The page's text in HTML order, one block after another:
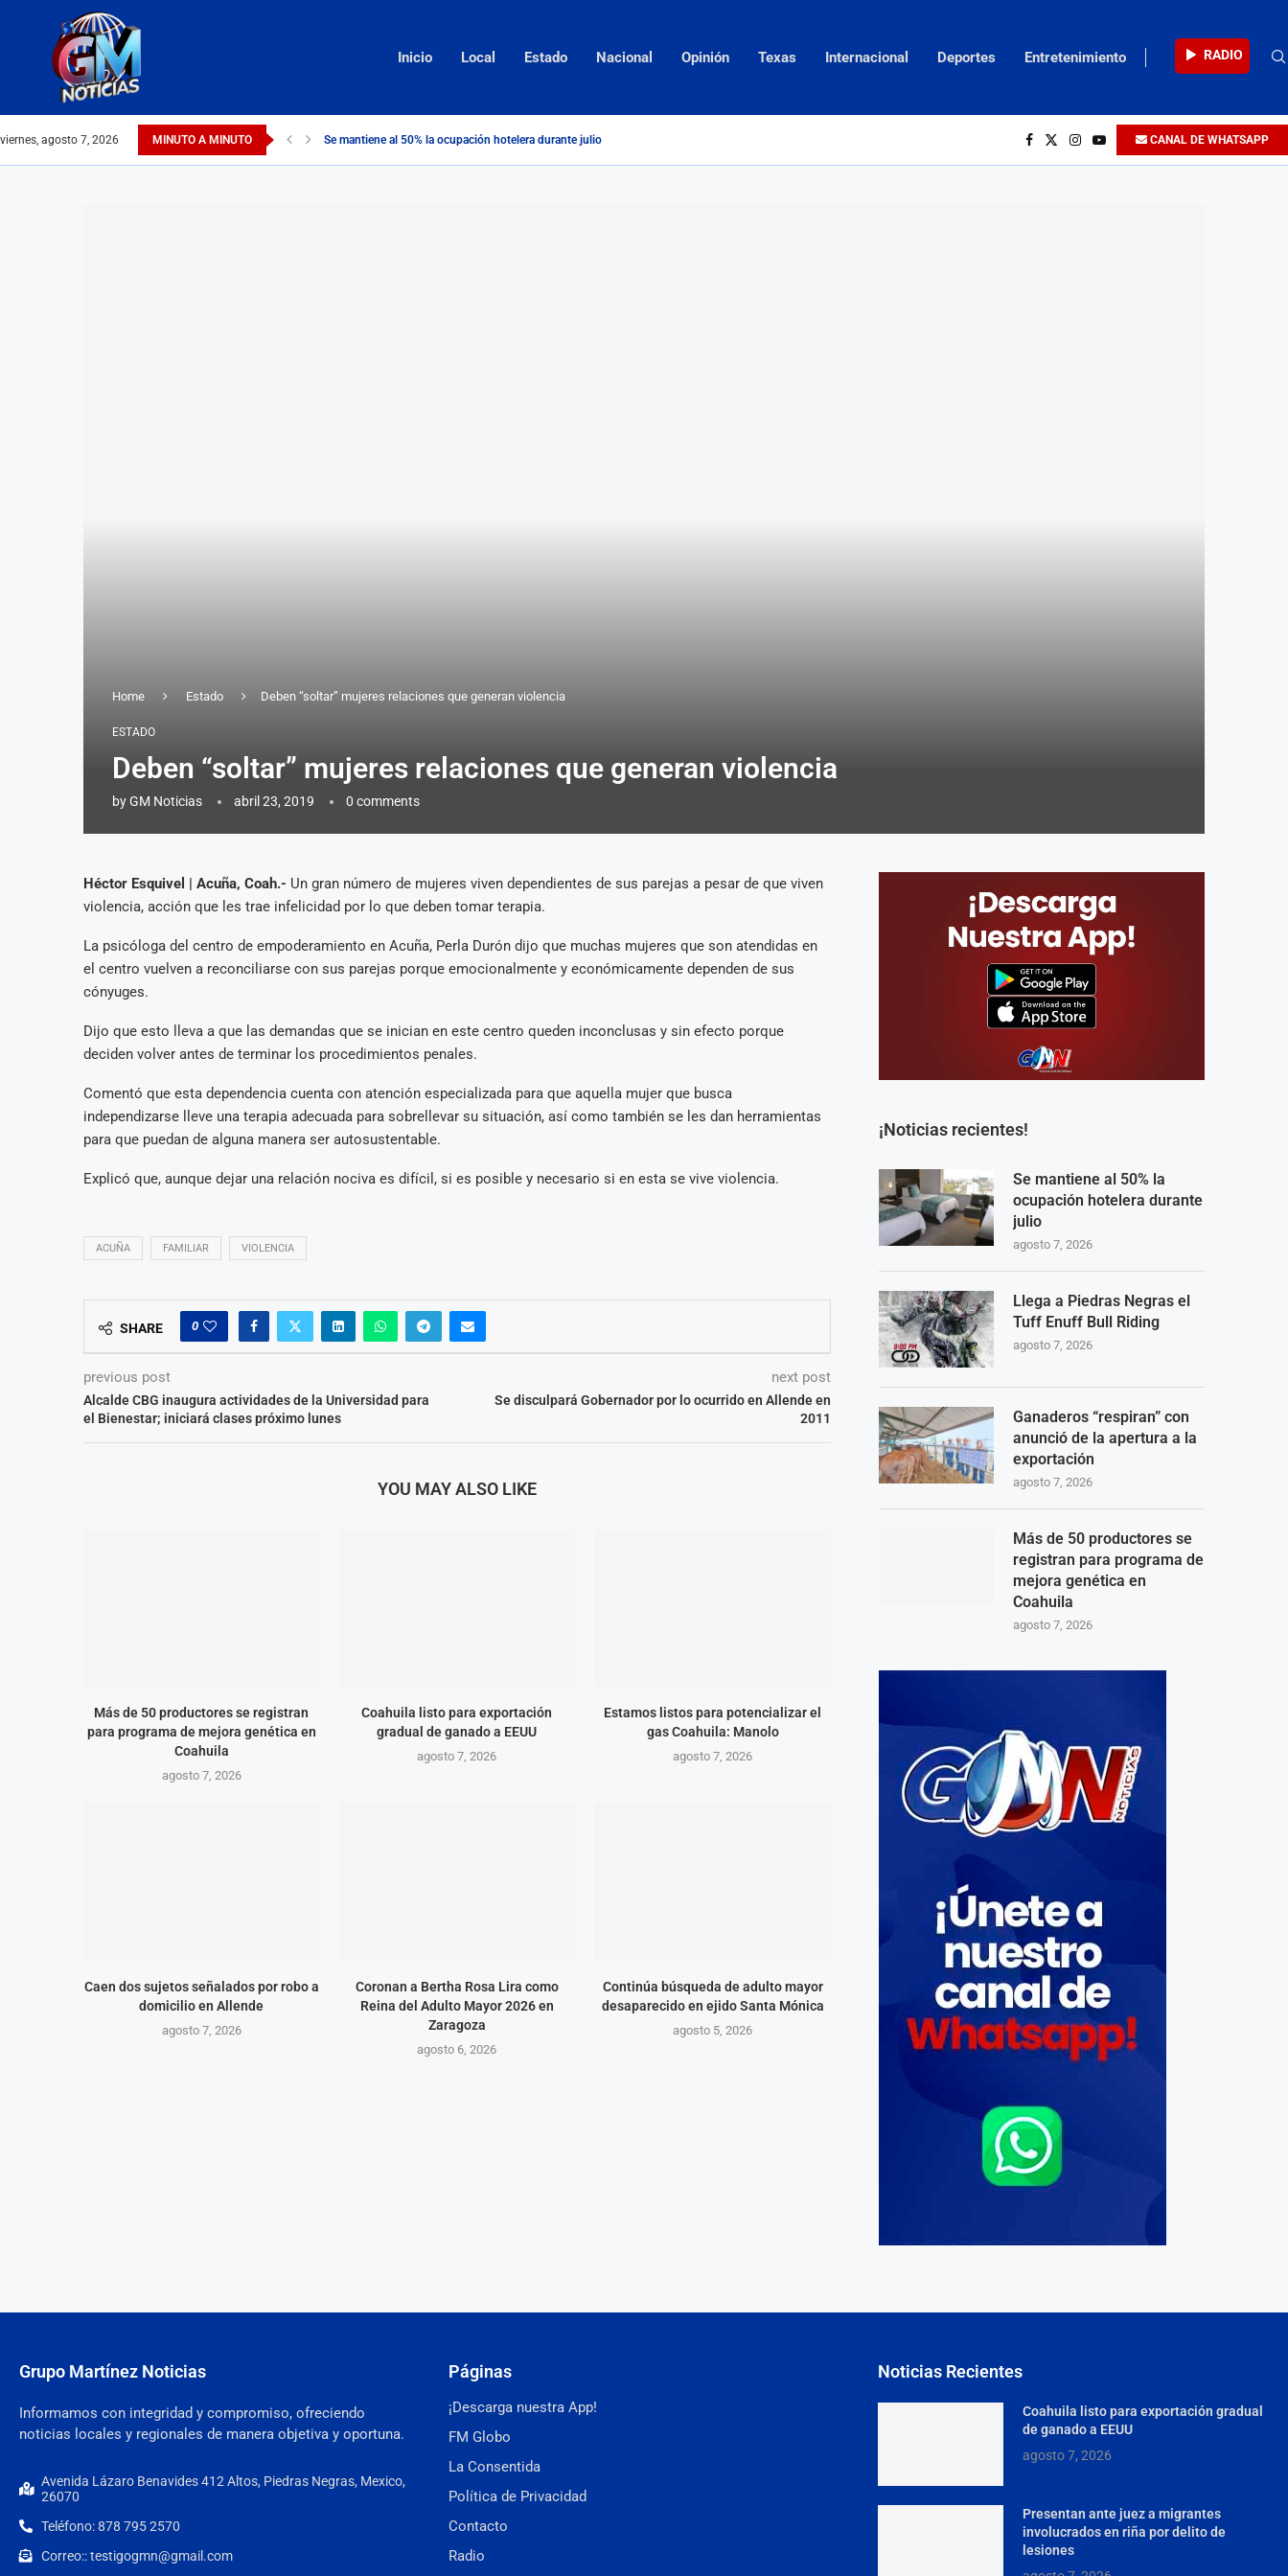
Inicio Local Estado Nacional Opinión Texas Internacional Deportes Entretenimiento RADIO
viernes, agosto 7, 2026 MINUTO A MINUTO Se mantiene al 50% la ocupación hotelera durante julio CANAL DE WHATSAPP
Home Estado Deben “soltar” mujeres relaciones que generan violencia
ESTADO
Deben “soltar” mujeres relaciones que generan violencia
byGM Noticias abril 23, 2019 0 comments
Héctor Esquivel | Acuña, Coah.- Un gran número de mujeres viven dependientes de sus parejas a pesar de que viven
violencia, acción que les trae infelicidad por lo que deben tomar terapia.
La psicóloga del centro de empoderamiento en Acuña, Perla Durón dijo que muchas mujeres que son atendidas en
el centro vuelven a reconciliarse con sus parejas porque emocionalmente y económicamente dependen de sus
cónyuges.
Dijo que esto lleva a que las demandas que se inician en este centro queden inconclusas y sin efecto porque
deciden volver antes de terminar los procedimientos penales.
Comentó que esta dependencia cuenta con atención especializada para que aquella mujer que busca
independizarse lleve una terapia adecuada para sobrellevar su situación, así como también se les dan herramientas
para que puedan de alguna manera ser autosustentable.
Explicó que, aunque dejar una relación nociva es difícil, si es posible y necesario si en esta se vive violencia.
ACUÑA FAMILIAR VIOLENCIA
SHARE 0
previous post
Alcalde CBG inaugura actividades de la Universidad para
el Bienestar; iniciará clases próximo lunes
next post
Se disculpará Gobernador por lo ocurrido en Allende en
2011
YOU MAY ALSO LIKE
Más de 50 productores se registran
para programa de mejora genética en
Coahuila
agosto 7, 2026
Coahuila listo para exportación
gradual de ganado a EEUU
agosto 7, 2026
Estamos listos para potencializar el
gas Coahuila: Manolo
agosto 7, 2026
Caen dos sujetos señalados por robo a
domicilio en Allende
agosto 7, 2026
Coronan a Bertha Rosa Lira como
Reina del Adulto Mayor 2026 en
Zaragoza
agosto 6, 2026
Continúa búsqueda de adulto mayor
desaparecido en ejido Santa Mónica
agosto 5, 2026
¡Noticias recientes!
Se mantiene al 50% la
ocupación hotelera durante
julio
agosto 7, 2026
Llega a Piedras Negras el
Tuff Enuff Bull Riding
agosto 7, 2026
Ganaderos “respiran” con
anunció de la apertura a la
exportación
agosto 7, 2026
Más de 50 productores se
registran para programa de
mejora genética en
Coahuila
agosto 7, 2026
Grupo Martínez Noticias
Informamos con integridad y compromiso, ofreciendo
noticias locales y regionales de manera objetiva y oportuna.
Avenida Lázaro Benavides 412 Altos, Piedras Negras, Mexico,
26070
Teléfono: 878 795 2570
Correo:: testigogmn@gmail.com
Páginas
¡Descarga nuestra App!
FM Globo
La Consentida
Política de Privacidad
Contacto
Radio
Noticias Recientes
Coahuila listo para exportación gradual
de ganado a EEUU
agosto 7, 2026
Presentan ante juez a migrantes
involucrados en riña por delito de
lesiones